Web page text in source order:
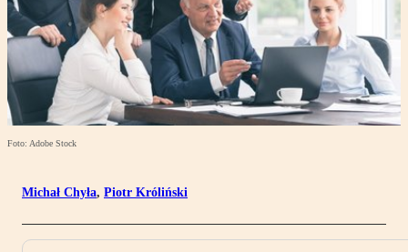
Foto: Adobe Stock
Michał Chyła, Piotr Króliński